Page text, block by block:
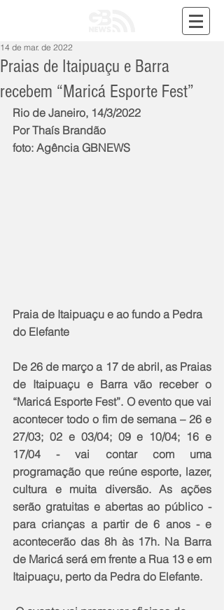
Praias de Itaipuaçu e Barra
recebem “Maricá Esporte Fest”
14 de mar. de 2022
Rio de Janeiro, 14/3/2022
Por Thaís Brandão
foto: Agência GBNEWS
Praia de Itaipuaçu e ao fundo a Pedra
do Elefante
De 26 de março a 17 de abril, as Praias
de Itaipuaçu e Barra vão receber o
“Maricá Esporte Fest”. O evento que vai
acontecer todo o fim de semana – 26 e
27/03; 02 e 03/04; 09 e 10/04; 16 e
17/04 - vai contar com uma
programação que reúne esporte, lazer,
cultura e muita diversão. As ações
serão gratuitas e abertas ao público -
para crianças a partir de 6 anos - e
acontecerão das 8h às 17h. Na Barra
de Maricá será em frente a Rua 13 e em
Itaipuaçu, perto da Pedra do Elefante.